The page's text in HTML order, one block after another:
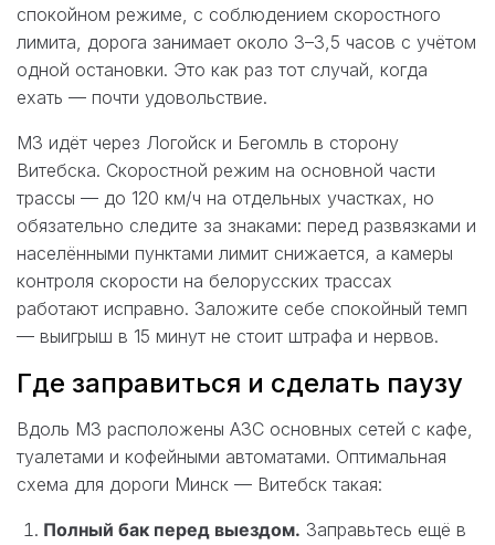
спокойном режиме, с соблюдением скоростного
лимита, дорога занимает около 3–3,5 часов с учётом
одной остановки. Это как раз тот случай, когда
ехать — почти удовольствие.
М3 идёт через Логойск и Бегомль в сторону
Витебска. Скоростной режим на основной части
трассы — до 120 км/ч на отдельных участках, но
обязательно следите за знаками: перед развязками и
населёнными пунктами лимит снижается, а камеры
контроля скорости на белорусских трассах
работают исправно. Заложите себе спокойный темп
— выигрыш в 15 минут не стоит штрафа и нервов.
Где заправиться и сделать паузу
Вдоль М3 расположены АЗС основных сетей с кафе,
туалетами и кофейными автоматами. Оптимальная
схема для дороги Минск — Витебск такая:
Полный бак перед выездом. Заправьтесь ещё в